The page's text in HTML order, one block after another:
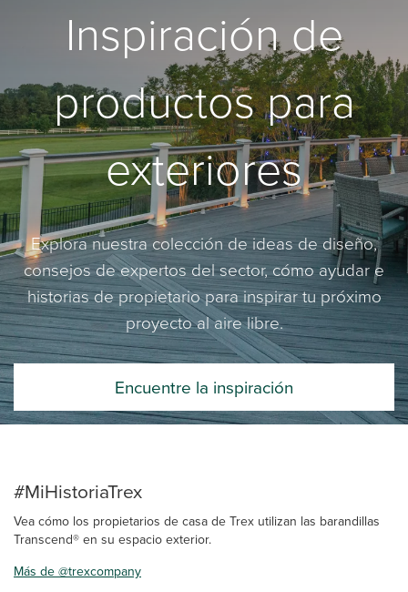
Inspiración de
productos para
exteriores
Explora nuestra colección de ideas de diseño,
consejos de expertos del sector, cómo ayudar e
historias de propietario para inspirar tu próximo
proyecto al aire libre.
Encuentre la inspiración
#MiHistoriaTrex
Vea cómo los propietarios de casa de Trex utilizan las barandillas
Transcend® en su espacio exterior.
Más de @trexcompany